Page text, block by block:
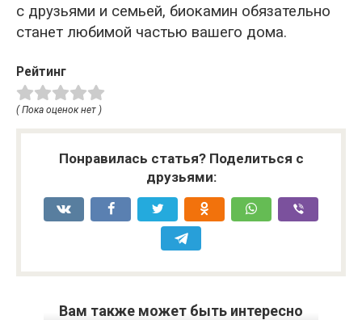
с друзьями и семьей, биокамин обязательно
станет любимой частью вашего дома.
Рейтинг
( Пока оценок нет )
Понравилась статья? Поделиться с
друзьями:
Вам также может быть интересно